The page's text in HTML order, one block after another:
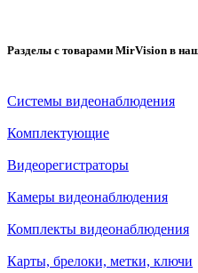
Разделы с товарами MirVision в
Системы видеонаблюдения
Комплектующие
Видеорегистраторы
Камеры видеонаблюдения
Комплекты видеонаблюдения
Карты, брелоки, метки, ключи